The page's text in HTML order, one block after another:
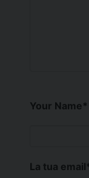
Your Name*
La tua email